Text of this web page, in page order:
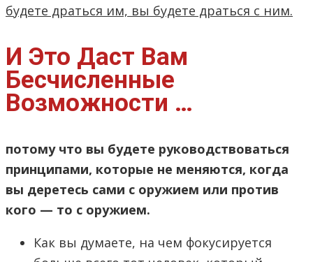
будете драться им, вы будете драться с ним.
И Это Даст Вам
Бесчисленные
Возможности …
потому что вы будете руководствоваться
принципами, которые не меняются, когда
вы деретесь сами с оружием или против
кого — то с оружием.
Как вы думаете, на чем фокусируется